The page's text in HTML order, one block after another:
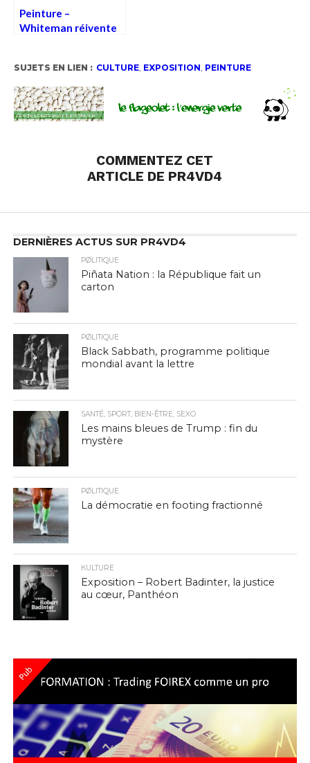
Peinture –
Whiteman réivente
dialogue
SUJETS EN LIEN : CULTURE, EXPOSITION, PEINTURE
COMMENTEZ CET
ARTICLE DE PR4VD4
DERNIÈRES ACTUS SUR PR4VD4
PØLITIQUE
Piñata Nation : la République fait un
carton
PØLITIQUE
Black Sabbath, programme politique
mondial avant la lettre
SANTÉ, SPORT, BIEN-ÊTRE, SEXO
Les mains bleues de Trump : fin du
mystère
PØLITIQUE
La démocratie en footing fractionné
КULTURE
Exposition – Robert Badinter, la justice
au cœur, Panthéon